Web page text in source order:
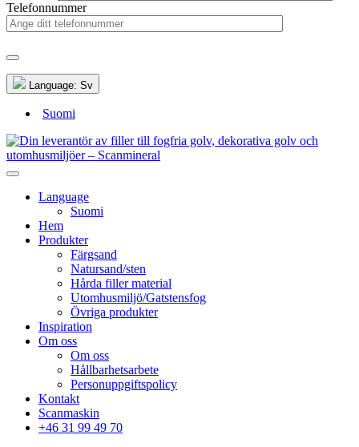
Telefonnummer
Language: Sv
Suomi
Language
Suomi
Hem
Produkter
Färgsand
Natursand/sten
Hårda filler material
Utomhusmiljö/Gatstensfog
Övriga produkter
Inspiration
Om oss
Om oss
Hållbarhetsarbete
Personuppgiftspolicy
Kontakt
Scanmaskin
+46 31 99 49 70